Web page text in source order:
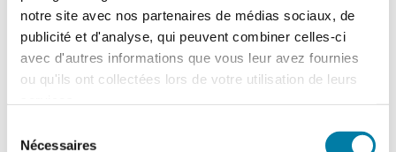
notre site avec nos partenaires de médias sociaux, de
publicité et d'analyse, qui peuvent combiner celles-ci
avec d'autres informations que vous leur avez fournies
ou qu'ils ont collectées lors de votre utilisation de leurs
Nécessaires